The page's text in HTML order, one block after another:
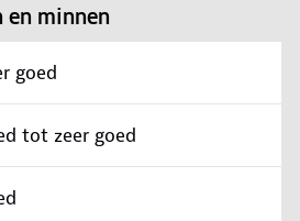
en minnen
goed
tot zeer goed